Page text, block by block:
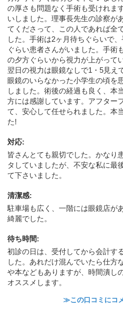
の厚さも問題なく手術も受けれま
いしました。理事長先生の診察が
てくださって、この人であれば全
した。手術は2ヶ月待ちぐらいで
ぐらい患者さんがいました。手術
の夕方ぐらいから視力が上がって
翌日の視力は眼鏡なしで1・5見え
眼鏡のいらなかった小学生の頃を
しました。術後の経過も良く、本
方には感謝しています。アフター
て、安心して任せられました。本
た!
対応:
皆さんとても親切でした。かなり
タしていましたが、不安な私に最
て下さいました。
清潔感:
駐車場も広く、一階には眼鏡店が
綺麗でした。
待ち時間:
初診の日は、受付してから会計す
した。あれだけ混んでいたら仕方
や本などもありますが、時間潰し
オススメします。
≫この口コミにコ